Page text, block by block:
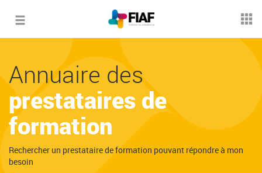
Toggle
Annuaire des
prestataires de
formation
Rechercher un prestataire de formation pouvant répondre à mon
besoin